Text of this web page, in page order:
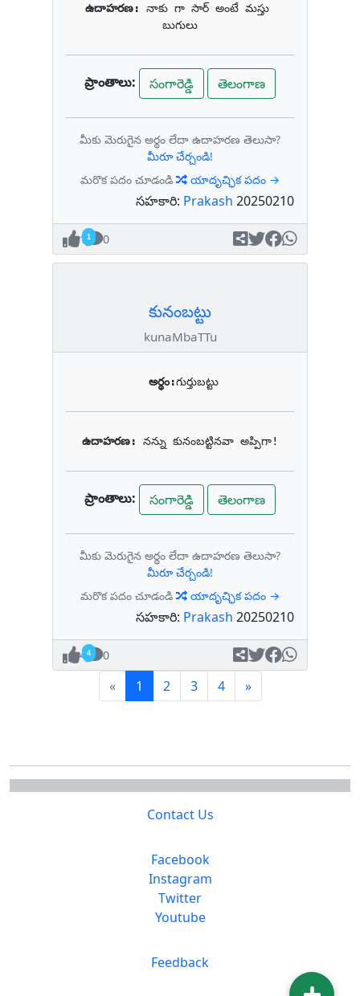
ఉదాహరణ: నాకు గా సార్ అంటే మస్తు
బుగులు
ప్రాంతాలు: సంగారెడ్డి తెలంగాణ
మీకు మెరుగైన అర్థం లేదా ఉదాహరణ తెలుసా?
మీరూ చేర్చండి!
మరొక పదం చూడండి
యాదృచ్ఛిక పదం →
సహకారి: Prakash 20250210
1 0
కునంబట్టు
kunaMbaTTu
అర్థం:గుర్తుబట్టు
ఉదాహరణ: నన్ను కునంబట్టినవా అప్పిగా!
ప్రాంతాలు: సంగారెడ్డి తెలంగాణ
మీకు మెరుగైన అర్థం లేదా ఉదాహరణ తెలుసా?
మీరూ చేర్చండి!
మరొక పదం చూడండి
యాదృచ్ఛిక పదం →
సహకారి: Prakash 20250210
4 0
« 1 (current)
2 3 4 »Next
Contact Us
Facebook
Instagram
Twitter
Youtube
Feedback